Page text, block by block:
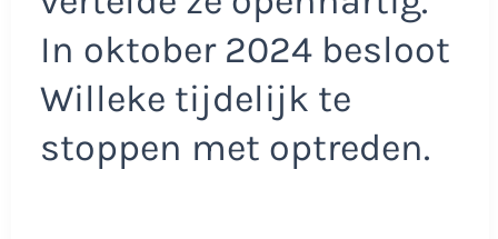
In oktober 2024 besloot
Willeke tijdelijk te
stoppen met optreden.